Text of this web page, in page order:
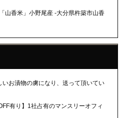
山香米」小野尾産 -大分県杵築市山香
いお漬物の虜になり、送って頂いてい
有り】1社占有のマンスリーオフィ